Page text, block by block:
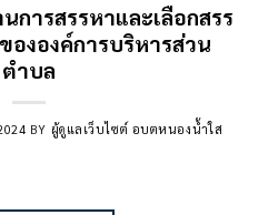
การสรรหาและเลือกสรร
ององค์การบริหารส่วน
ตำบล
BY ผู้ดูแลเว็บไซต์ อบตหนองน้ำใส